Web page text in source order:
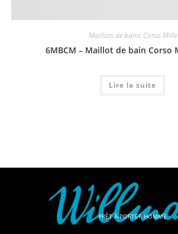
Maillots de bains Corso Mille
6MBCM – Maillot de bain Corso
Lire la suite
PRÊT-À-PORTER HOMME